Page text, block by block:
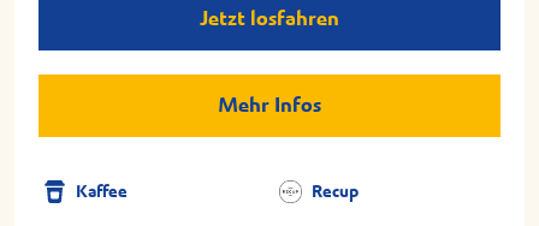
Jetzt losfahren
Mehr Infos
Kaffee Recup